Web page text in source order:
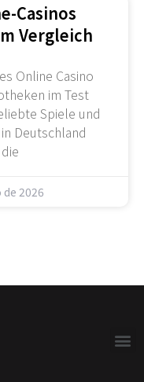
Casinos
Vergleich
Online Casino
im Test
Spiele und
Deutschland
2026